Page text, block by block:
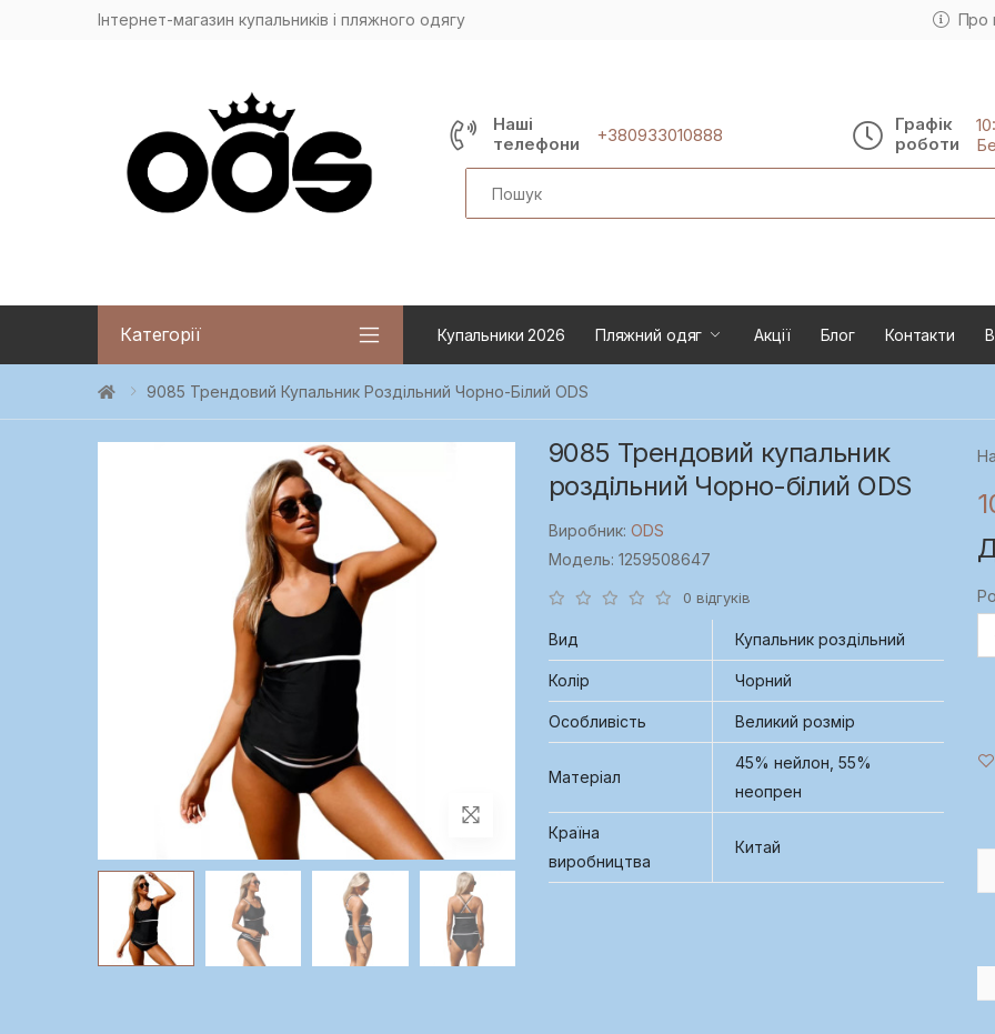
Інтернет-магазин купальників і пляжного одягу Про
Наші
телефони
+380933010888
Графік
роботи
Search
Категорії Купальники 2026 Пляжний одяг Акції Блог Контакти
9085 Трендовий Купальник Роздільний Чорно-Білий ODS
9085 Трендовий купальник
роздільний Чорно-білий ODS
Виробник: ODS
Модель: 1259508647
0 відгуків
Вид Купальник роздільний
Колір Чорний
Особливість Великий розмір
Матеріал
45% нейлон, 55%
неопрен
Країна
виробництва
Китай